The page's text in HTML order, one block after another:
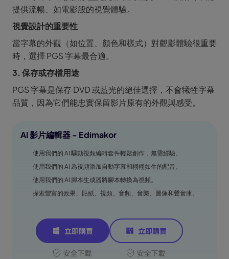
提供流暢、如電影般的視覺體驗。
視覺設計的重要性
當字幕的外觀（如位置、顏色和樣式）對觀影體驗很重要
時，選擇 PGS 字幕最合適。
3. 保存或存檔用途
PGS 字幕是保存 DVD 或藍光的絕佳選擇，不會犧牲字幕
品質，因為它們能忠實保留影片原有的外觀與感受。
AI 影片編輯器 - Edimakor
使用我們的 AI 驅動視頻編輯套件輕鬆創作，無需經驗。
使用我們的 AI 為視頻添加自動字幕和栩栩如生的配音。
使用我們的 AI 腳本生成器將腳本轉換為視頻。
探索豐富的效果、貼紙、視頻、音頻、音樂、圖像和聲音庫。